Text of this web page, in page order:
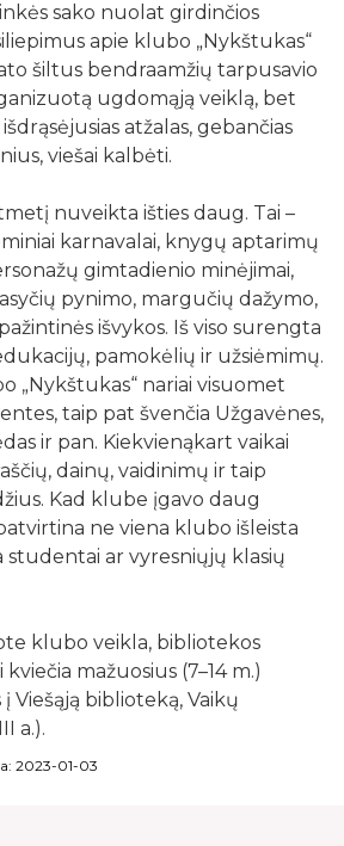
sako nuolat girdinčios
apie klubo „Nykštukas“
šiltus bendraamžių tarpusavio
ugdomąją veiklą, bet
atžalas, gebančias
viešai kalbėti.
nuveikta išties daug. Tai –
karnavalai, knygų aptarimų
gimtadienio minėjimai,
pynimo, margučių dažymo,
išvykos. Iš viso surengta
pamokėlių ir užsiėmimų.
„Nykštukas“ nariai visuomet
taip pat švenčia Užgavėnes,
ir pan. Kiekvienąkart vaikai
dainų, vaidinimų ir taip
Kad klube įgavo daug
ne viena klubo išleista
studentai ar vyresniųjų klasių
klubo veikla, bibliotekos
mažuosius (7–14 m.)
Viešąją biblioteką, Vaikų
a.).
2023-01-03